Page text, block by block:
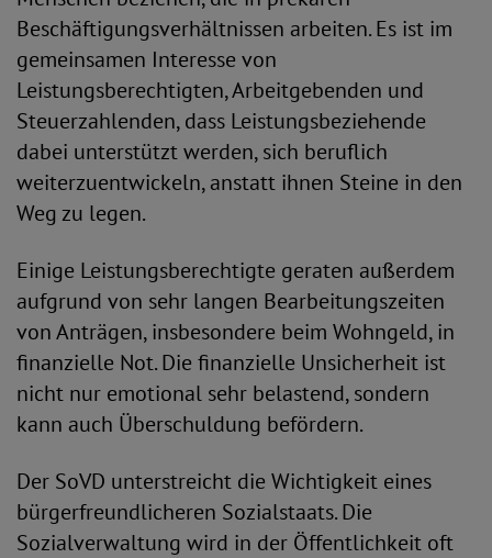
Beschäftigungsverhältnissen arbeiten. Es ist im
gemeinsamen Interesse von
Leistungsberechtigten, Arbeitgebenden und
Steuerzahlenden, dass Leistungsbeziehende
dabei unterstützt werden, sich beruflich
weiterzuentwickeln, anstatt ihnen Steine in den
Weg zu legen.
Einige Leistungsberechtigte geraten außerdem
aufgrund von sehr langen Bearbeitungszeiten
von Anträgen, insbesondere beim Wohngeld, in
finanzielle Not. Die finanzielle Unsicherheit ist
nicht nur emotional sehr belastend, sondern
kann auch Überschuldung befördern.
Der SoVD unterstreicht die Wichtigkeit eines
bürgerfreundlicheren Sozialstaats. Die
Sozialverwaltung wird in der Öffentlichkeit oft